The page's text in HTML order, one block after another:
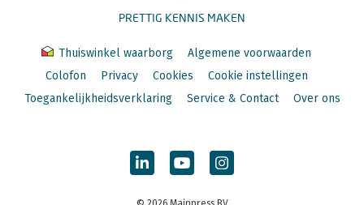
PRETTIG KENNIS MAKEN
Thuiswinkel waarborg
Algemene voorwaarden
Colofon
Privacy Cookies
Cookie instellingen
Toegankelijkheidsverklaring
Service & Contact Over ons